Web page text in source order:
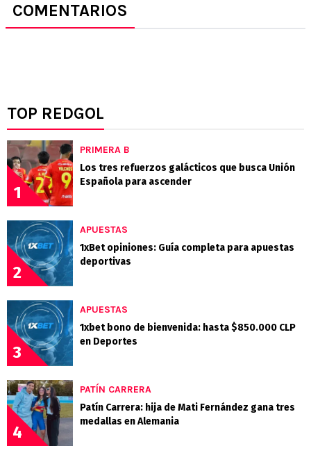
COMENTARIOS
TOP REDGOL
1
PRIMERA B
Los tres refuerzos galácticos que busca Unión
Española para ascender
2
APUESTAS
1xBet opiniones: Guía completa para apuestas
deportivas
3
APUESTAS
1xbet bono de bienvenida: hasta $850.000 CLP
en Deportes
4
PATÍN CARRERA
Patín Carrera: hija de Mati Fernández gana tres
medallas en Alemania